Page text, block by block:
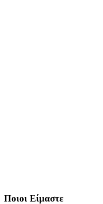
Ποιοι Είμαστε